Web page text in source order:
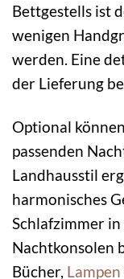
Bettgestells ist
wenigen
werden. Eine
der Lieferung
Optional
passenden
Landhausstil
harmonisches
Schlafzimmer
Nachtkonsolen
Bücher, Lampen